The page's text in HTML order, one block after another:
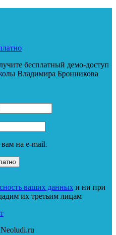
бесплатный демо-доступ
Владимира Бронникова
на e-mail.
ваших данных и ни при
их третьим лицам